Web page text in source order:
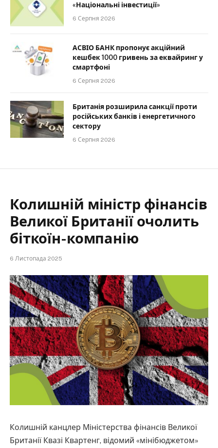
«Національні інвестиції»
6 Серпня 2026
АСВІО БАНК пропонує акційний
кешбек 1000 гривень за еквайринг у
смартфоні
6 Серпня 2026
Британія розширила санкції проти
російських банків і енергетичного
сектору
6 Серпня 2026
Колишній міністр фінансів
Великої Британії очолить
біткоїн-компанію
6 Листопада 2025
Колишній канцлер Міністерства фінансів Великої
Британії Квазі Квартенг, відомий «мінібюджетом»